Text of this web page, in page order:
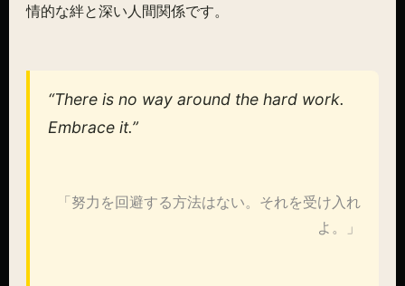
情的な絆と深い人間関係です。
“There is no way around the hard work.
Embrace it.”
「努力を回避する方法はない。それを受け入れ
よ。」